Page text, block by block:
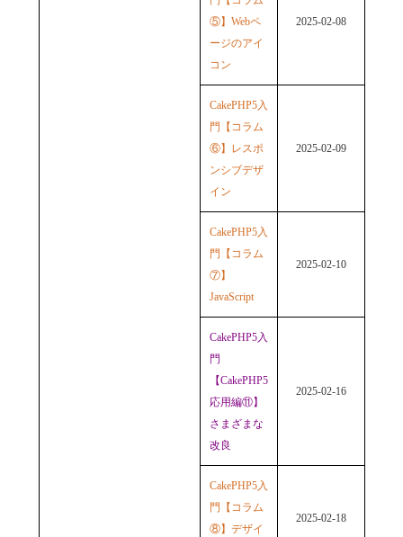
⑤】Webペ
ージのアイ
コン
2025-02-08
CakePHP5入
門【コラム
⑥】レスポ
ンシブデザ
イン
2025-02-09
CakePHP5入
門【コラム
⑦】
JavaScript
2025-02-10
CakePHP5入
門
【CakePHP5
応用編⑪】
さまざまな
改良
2025-02-16
CakePHP5入
門【コラム
⑧】デザイ
2025-02-18